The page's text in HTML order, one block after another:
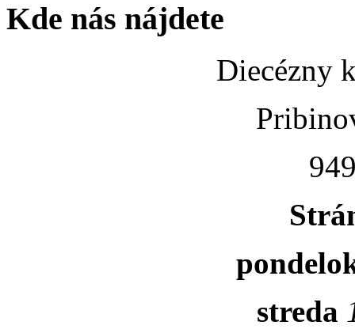
Kde nás nájdete
Diecézny
streda